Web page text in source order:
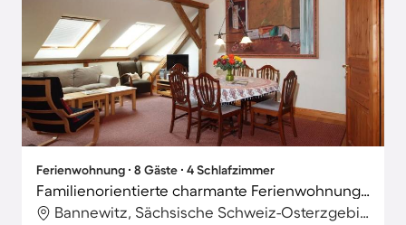
Ferienwohnung ∙ 8 Gäste ∙ 4 Schlafzimmer
Familienorientierte charmante Ferienwohnung mit Garten und Terrasse | Ideal für Homeoffice
Bannewitz, Sächsische Schweiz-Osterzgebirge, Deutschland